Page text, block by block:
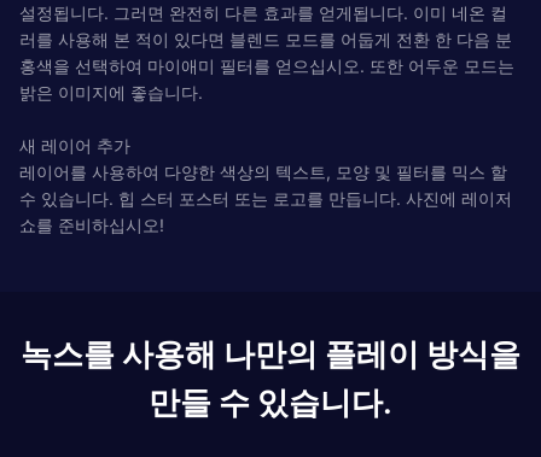
설정됩니다. 그러면 완전히 다른 효과를 얻게됩니다. 이미 네온 컬
러를 사용해 본 적이 있다면 블렌드 모드를 어둡게 전환 한 다음 분
홍색을 선택하여 마이애미 필터를 얻으십시오. 또한 어두운 모드는
밝은 이미지에 좋습니다.
새 레이어 추가
레이어를 사용하여 다양한 색상의 텍스트, 모양 및 필터를 믹스 할
수 있습니다. 힙 스터 포스터 또는 로고를 만듭니다. 사진에 레이저
쇼를 준비하십시오!
녹스를 사용해 나만의 플레이 방식을
만들 수 있습니다.